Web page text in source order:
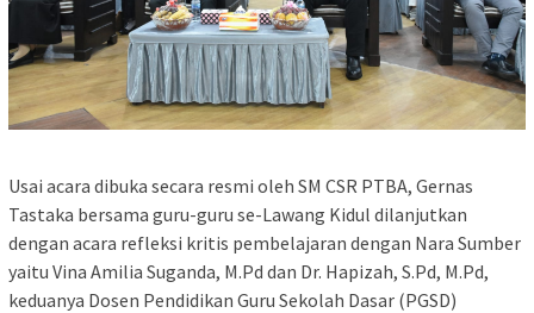
Usai acara dibuka secara resmi oleh SM CSR PTBA, Gernas
Tastaka bersama guru-guru se-Lawang Kidul dilanjutkan
dengan acara refleksi kritis pembelajaran dengan Nara Sumber
yaitu Vina Amilia Suganda, M.Pd dan Dr. Hapizah, S.Pd, M.Pd,
keduanya Dosen Pendidikan Guru Sekolah Dasar (PGSD)